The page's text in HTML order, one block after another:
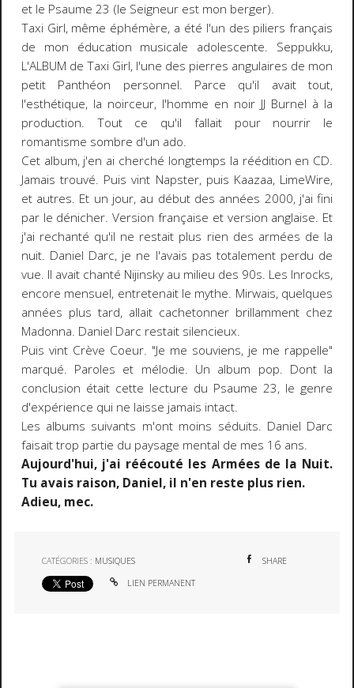
et le Psaume 23 (le Seigneur est mon berger).
Taxi Girl, même éphémère, a été l'un des piliers français
de mon éducation musicale adolescente. Seppukku,
L'ALBUM de Taxi Girl, l'une des pierres angulaires de mon
petit Panthéon personnel. Parce qu'il avait tout,
l'esthétique, la noirceur, l'homme en noir JJ Burnel à la
production. Tout ce qu'il fallait pour nourrir le
romantisme sombre d'un ado.
Cet album, j'en ai cherché longtemps la réédition en CD.
Jamais trouvé. Puis vint Napster, puis Kaazaa, LimeWire,
et autres. Et un jour, au début des années 2000, j'ai fini
par le dénicher. Version française et version anglaise. Et
j'ai rechanté qu'il ne restait plus rien des armées de la
nuit. Daniel Darc, je ne l'avais pas totalement perdu de
vue. Il avait chanté Nijinsky au milieu des 90s. Les Inrocks,
encore mensuel, entretenait le mythe. Mirwais, quelques
années plus tard, allait cachetonner brillamment chez
Madonna. Daniel Darc restait silencieux.
Puis vint Crève Coeur. "Je me souviens, je me rappelle"
marqué. Paroles et mélodie. Un album pop. Dont la
conclusion était cette lecture du Psaume 23, le genre
d'expérience qui ne laisse jamais intact.
Les albums suivants m'ont moins séduits. Daniel Darc
faisait trop partie du paysage mental de mes 16 ans.
Aujourd'hui, j'ai réécouté les Armées de la Nuit.
Tu avais raison, Daniel, il n'en reste plus rien.
Adieu, mec.
CATÉGORIES : MUSIQUES SHARE
LIEN PERMANENT